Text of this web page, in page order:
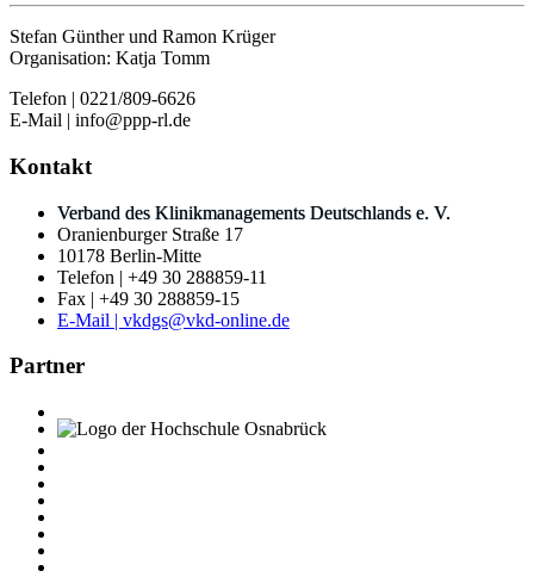
Stefan Günther und Ramon Krüger
Organisation: Katja Tomm
Telefon | 0221/809-6626
E-Mail | info@ppp-rl.de
Kontakt
Verband des Klinikmanagements Deutschlands e. V.
Oranienburger Straße 17
10178 Berlin-Mitte
Telefon | +49 30 288859-11
Fax | +49 30 288859-15
E-Mail | vkdgs@vkd-online.de
Partner